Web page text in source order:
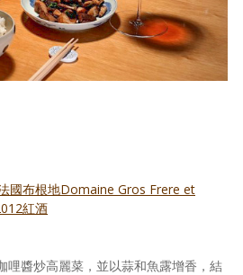
國布根地Domaine Gros Frere et
紅酒
哩醬炒高麗菜，並以蒜和魚露增香，結